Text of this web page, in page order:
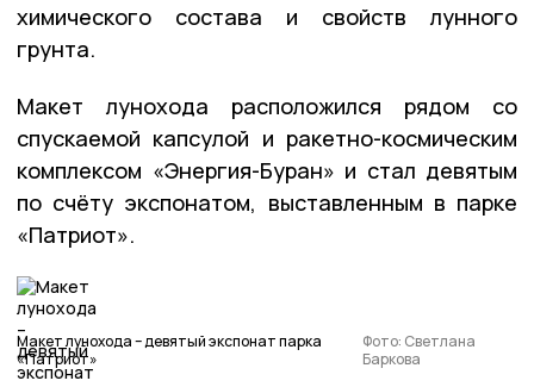
химического состава и свойств лунного
грунта.
Макет лунохода расположился рядом со
спускаемой капсулой и ракетно-космическим
комплексом «Энергия-Буран» и стал девятым
по счёту экспонатом, выставленным в парке
«Патриот».
Макет лунохода – девятый экспонат парка
«Патриот»
Фото: Светлана
Баркова